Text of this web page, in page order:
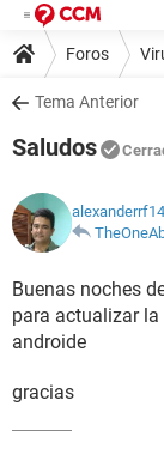
Foros
Tema Anterior
Saludos
Buenas noches
para actualizar
androide
gracias